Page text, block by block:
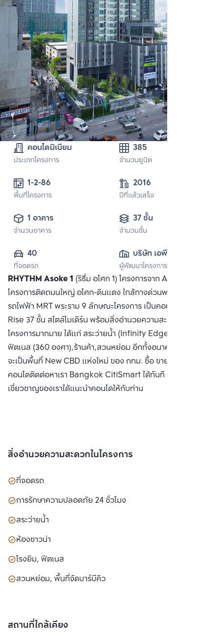
คอนโดมิเนียม
ประเภทโครงการ
385
จำนวนยูนิต
1-2-86
พื้นที่โครงการ
2016
ปีที่แล้วเสร็จ
1 อาคาร
จำนวนอาคาร
37 ชั้น
จำนวนชั้น
40
ที่จอดรถ
บริษัท เอพี (ไทย
แลนด์)
จำกัด(มหาชน)
ผู้พัฒนาโครงการ
RHYTHM Asoke 1 (ริธึ่ม อโศก 1) โครงการจาก AP เป็น
โครงการติดถนนใหญ่ อโศก-ดินแดง ใกล้ทางด่วนพระราม 9 และ
รถไฟฟ้า MRT พระราม 9 ลักษณะโครงการ เป็นคอนโด High
Rise 37 ชั้น สไตล์โมเดิร์น พร้อมสิ่งอำนวยความสะดวกภายใน
โครงการมากมาย ได้แก่ สระว่ายน้ำ (Infinity Edge Pool),
ฟิตเนส (360 องศา),ร้านค้า,สวนหย่อม อีกทั้งอนาคตบนทำเลนี้
จะเป็นพื้นที่ New CBD แห่งใหม่ ของ กทม. ซื้อ ขาย หรือ เช่า
คอนโดติดต่อหาเรา Bangkok CitiSmart ได้ทันที เพื่อให้ผู้
เชี่ยวชาญของเราได้แนะนำคอนโดให้กับท่าน
สิ่งอำนวยความสะดวกในโครงการ
ที่จอดรถ
การรักษาความปลอดภัย 24 ชั่วโมง
สระว่ายน้ำ
ห้องซาวน่า
โรงยิม, ฟิตเนส
สวนหย่อม, พื้นที่จัดบาร์บีคิว
สถานที่ใกล้เคียง